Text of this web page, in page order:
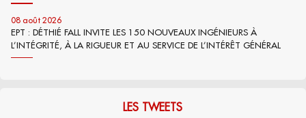
08 août 2026
EPT : DÉTHIÉ FALL INVITE LES 150 NOUVEAUX INGÉNIEURS À
L’INTÉGRITÉ, À LA RIGUEUR ET AU SERVICE DE L’INTÉRÊT GÉNÉRAL
LES TWEETS